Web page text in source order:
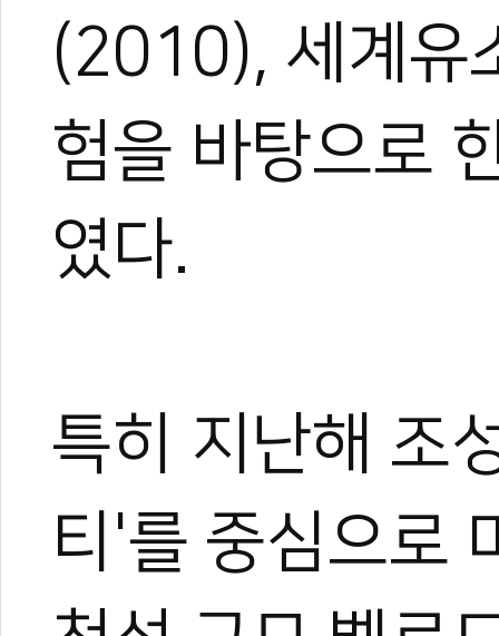
(2010), 세계유
험을 바탕으로
였다.
특히 지난해 조
티'를 중심으로
태권도 해외봉
<곽택용의 태권
이시우, 타슈켄
조정원 WT 총재
청소년 태권도